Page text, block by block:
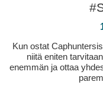
Kun ostat
niitä eniten
enemmän ja ottaa